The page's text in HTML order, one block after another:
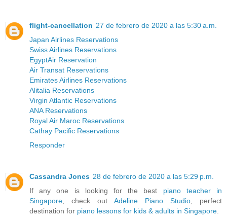
flight-cancellation 27 de febrero de 2020 a las 5:30 a.m.
Japan Airlines Reservations
Swiss Airlines Reservations
EgyptAir Reservation
Air Transat Reservations
Emirates Airlines Reservations
Alitalia Reservations
Virgin Atlantic Reservations
ANA Reservations
Royal Air Maroc Reservations
Cathay Pacific Reservations
Responder
Cassandra Jones 28 de febrero de 2020 a las 5:29 p.m.
If any one is looking for the best piano teacher in
Singapore, check out Adeline Piano Studio, perfect
destination for piano lessons for kids & adults in Singapore.